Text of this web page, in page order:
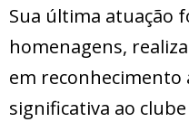
Sua última atuação
homenagens,
em reconhecimento
significativa ao